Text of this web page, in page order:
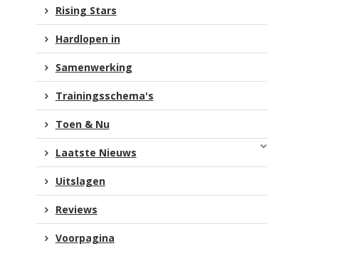
Rising Stars
Hardlopen in
Samenwerking
Trainingsschema's
Toen & Nu
Laatste Nieuws
Uitslagen
Reviews
Voorpagina